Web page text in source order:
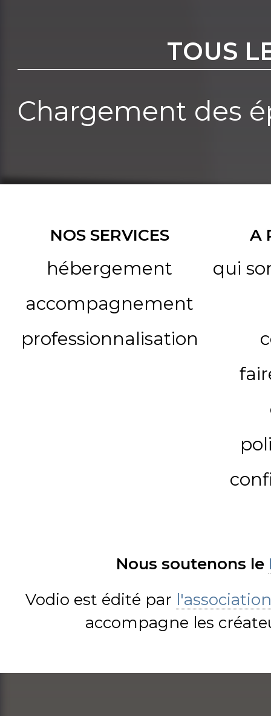
TOUS
Chargement des
NOS SERVICES
hébergement
accompagnement
professionnalisation
A
qui